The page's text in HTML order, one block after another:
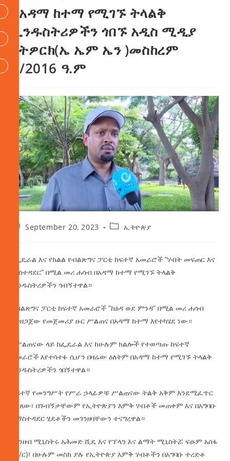
በአዳማ ከተማ የሚገኙ ትላልቅ
ኢንዱስትሪዎችን ጎበኙ አዲስ ሚዲያ
ኔትዎርክ(ኤ ኤም ኤን )መስከረም
6/2016 ዓ.ም
September 20, 2023 ኢትዮጵያ
የፌዴራል እና የክልል የብልጽግና ፓርቲ ከፍተኛ አመራሮች “ሃብት መፍጠር እና
ማስተዳደር” በሚል መሪ ሐሳብ በአዳማ ከተማ የሚገኙ ትላልቅ
ኢንዱስትሪዎችን ጎብኝተዋል።
የብልጽግና ፓርቲ ከፍተኛ አመራሮች ”ከዕዳ ወደ ምንዳ” በሚል መሪ ሐሳብ
የተዘጋጀው የመጀመሪያ ዙር ሥልጠና በአዳማ ከተማ እየተካሄደ ነው።
በሥልጠናው ላይ ከፌዴራል እና ከሁሉም ክልሎች የተወጣጡ ከፍተኛ
አመራሮች እየተሳተፉ ሲሆን በዛሬው ዕለትም በአዳማ ከተማ የሚገኙ ትላልቅ
ኢንዱስትሪዎችን ጎበኝተዋል።
ከፍተኛ የመንግሥት የሥራ ኃላፊዎቹ ሥልጠናው ትልቅ አቅም እንደሚፈጥር
ገልጸው፣ በጉብኝታቸውም የኢትዮጵያን እምቅ ሃብቶች መጠቀም እና በአግባቡ
የማስተዳደር ሂደቶችን መገንዘባቸውን ተናግረዋል።
የገንዘብ ሚኒስትሩ አሕመድ ሺዴ እና የፕላን እና ልማት ሚኒስትሯ ፍፁም አሰፋ
(ዶ/ር)፤ በሁሉም መስክ ያሉ የኢትዮጵያ እምቅ ሃብቶችን በአግባቡ ተረድቶ